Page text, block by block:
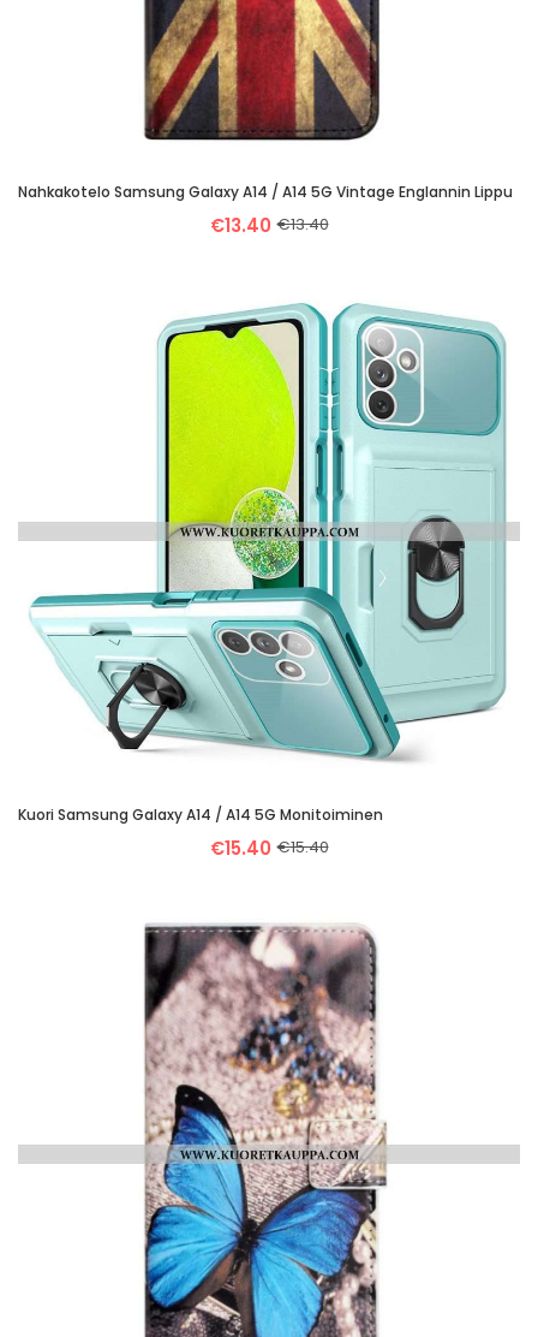
Nahkakotelo Samsung Galaxy A14 / A14 5G Vintage Englannin Lippu
€13.40 €13.40
Kuori Samsung Galaxy A14 / A14 5G Monitoiminen
€15.40 €15.40